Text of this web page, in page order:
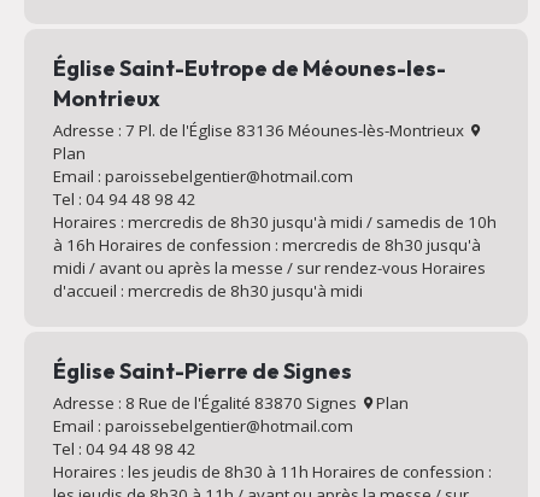
Église Saint-Eutrope de Méounes-les-
Montrieux
Adresse : 7 Pl. de l'Église 83136 Méounes-lès-Montrieux
Plan
Email : paroissebelgentier@hotmail.com
Tel : 04 94 48 98 42
Horaires : mercredis de 8h30 jusqu'à midi / samedis de 10h
à 16h Horaires de confession : mercredis de 8h30 jusqu'à
midi / avant ou après la messe / sur rendez-vous Horaires
d'accueil : mercredis de 8h30 jusqu'à midi
Église Saint-Pierre de Signes
Adresse : 8 Rue de l'Égalité 83870 Signes
Plan
Email : paroissebelgentier@hotmail.com
Tel : 04 94 48 98 42
Horaires : les jeudis de 8h30 à 11h Horaires de confession :